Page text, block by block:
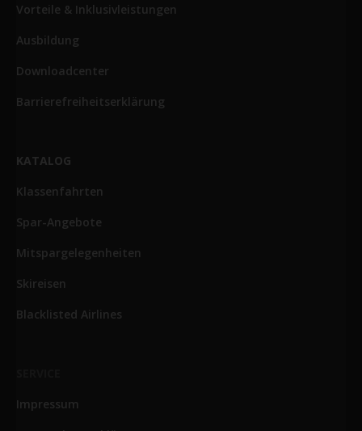
Vorteile & Inklusivleistungen
Ausbildung
Downloadcenter
Barrierefreiheitserklärung
KATALOG
Klassenfahrten
Spar-Angebote
Mitspargelegenheiten
Skireisen
Blacklisted Airlines
Impressum